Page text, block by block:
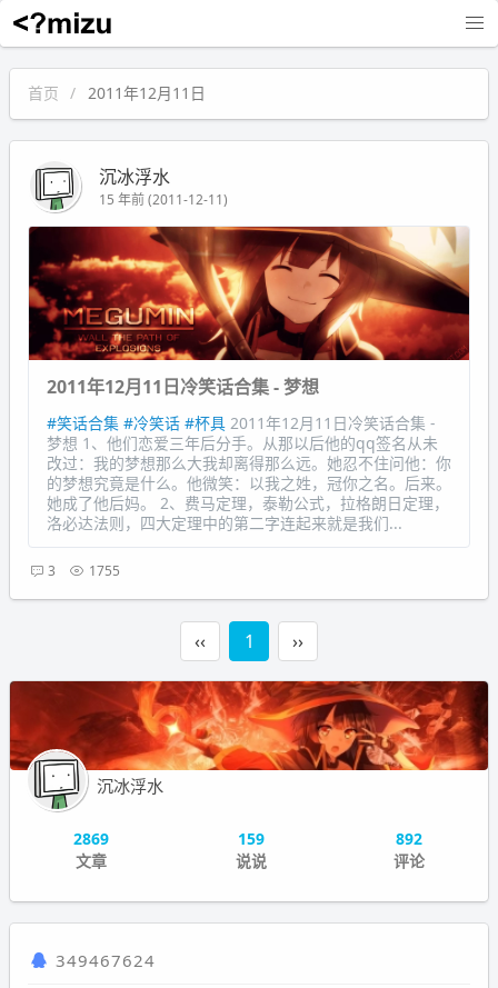
沉冰浮水
首页 2011年12月11日
沉冰浮水
15 年前 (2011-12-11)
2011年12月11日冷笑话合集 - 梦想
#笑话合集 #冷笑话 #杯具 2011年12月11日冷笑话合集 -
梦想 1、他们恋爱三年后分手。从那以后他的qq签名从未
改过：我的梦想那么大我却离得那么远。她忍不住问他：你
的梦想究竟是什么。他微笑：以我之姓，冠你之名。后来。
她成了他后妈。 2、费马定理，泰勒公式，拉格朗日定理，
洛必达法则，四大定理中的第二字连起来就是我们...
3 1755
‹‹ 1 ››
沉冰浮水
2869
文章
159
说说
892
评论
349467624